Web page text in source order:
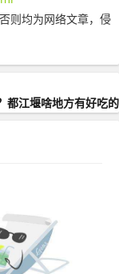
则均为网络文章，侵
都江堰啥地方有好吃的